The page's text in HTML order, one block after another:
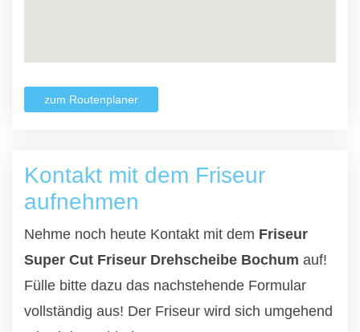
zum Routenplaner
Kontakt mit dem Friseur
aufnehmen
Nehme noch heute Kontakt mit dem Friseur
Super Cut Friseur Drehscheibe Bochum auf!
Fülle bitte dazu das nachstehende Formular
vollständig aus! Der Friseur wird sich umgehend